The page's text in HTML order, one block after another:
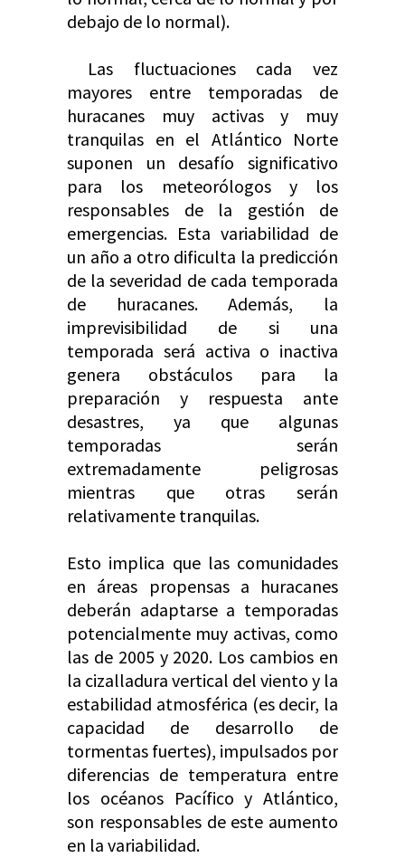
debajo de lo normal).
Las fluctuaciones cada vez
mayores entre temporadas de
huracanes muy activas y muy
tranquilas en el Atlántico Norte
suponen un desafío significativo
para los meteorólogos y los
responsables de la gestión de
emergencias. Esta variabilidad de
un año a otro dificulta la predicción
de la severidad de cada temporada
de huracanes. Además, la
imprevisibilidad de si una
temporada será activa o inactiva
genera obstáculos para la
preparación y respuesta ante
desastres, ya que algunas
temporadas serán
extremadamente peligrosas
mientras que otras serán
relativamente tranquilas.
Esto implica que las comunidades
en áreas propensas a huracanes
deberán adaptarse a temporadas
potencialmente muy activas, como
las de 2005 y 2020. Los cambios en
la cizalladura vertical del viento y la
estabilidad atmosférica (es decir, la
capacidad de desarrollo de
tormentas fuertes), impulsados por
diferencias de temperatura entre
los océanos Pacífico y Atlántico,
son responsables de este aumento
en la variabilidad.